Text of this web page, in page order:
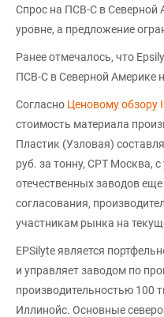
Спрос на ПСВ-С в Северной
уровне, а предложение
Ранее отмечалось, что
ПСВ-С в Северной Америке
Согласно Ценовому обзору
стоимость материала
Пластик (Узловая)
руб. за тонну, CPT Москва,
отечественных заводов
согласования,
участникам рынка на
EPSilyte является
и управляет заводом по
производительностью 100
Иллинойс. Основные